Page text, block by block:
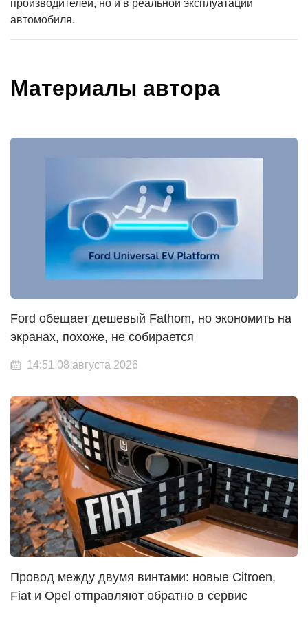
производителей, но и в реальной эксплуатации
автомобиля.
Материалы автора
Ford обещает дешевый Fathom, но экономить на
экранах, похоже, не собирается
14:51 08 августа 2026
Провод между двумя винтами: новые Citroen,
Fiat и Opel отправляют обратно в сервис